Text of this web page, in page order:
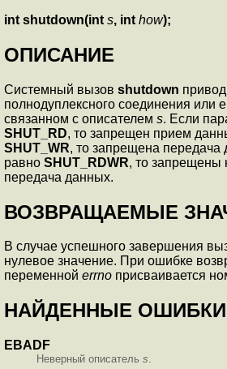
int shutdown(int s, int how);
ОПИСАНИЕ
Системный вызов shutdown
полнодуплексного соединения или
связанном с описателем s. Если
SHUT_RD, то запрещен прием
SHUT_WR, то запрещена передача
равно SHUT_RDWR, то запрещены
передача данных.
ВОЗВРАЩАЕМЫЕ
В случае успешного завершения
нулевое значение. При ошибке
переменной errno присваивается
НАЙДЕННЫЕ ОШИБКИ
EBADF
Неверный описатель s.